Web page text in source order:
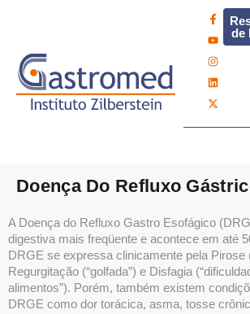
de
Doença Do Refluxo
A Doença do Refluxo Gastro Esofágico
digestiva mais freqüente e acontece em até
DRGE se expressa clinicamente pela Pirose
Regurgitação (“golfada”) e Disfagia
alimentos”). Porém, também existem
DRGE como dor torácica, asma, tosse